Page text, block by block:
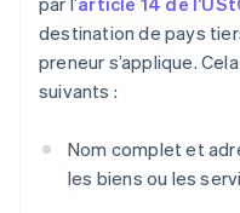
destination de pays
preneur s’applique.
suivants :
Nom complet et
les biens ou les